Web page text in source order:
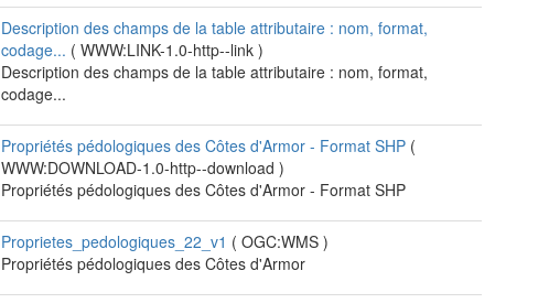
Description des champs de la table attributaire : nom, format,
codage... (WWW:LINK-1.0-http--link)
Description des champs de la table attributaire : nom, format,
codage...
Propriétés pédologiques des Côtes d'Armor - Format SHP (
WWW:DOWNLOAD-1.0-http--download)
Propriétés pédologiques des Côtes d'Armor - Format SHP
Proprietes_pedologiques_22_v1 (OGC:WMS)
Propriétés pédologiques des Côtes d'Armor